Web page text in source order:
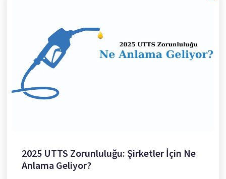
2025 UTTS Zorunluluğu: Şirketler İçin Ne
Anlama Geliyor?